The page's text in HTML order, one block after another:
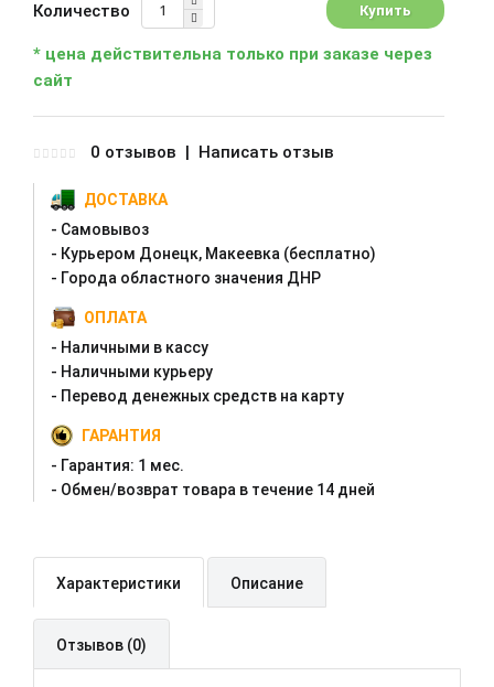
Количество
* цена действительна только при заказе через
сайт
0 отзывов | Написать отзыв
ДОСТАВКА
- Самовывоз
- Курьером Донецк, Макеевка (бесплатно)
- Города областного значения ДНР
ОПЛАТА
- Наличными в кассу
- Наличными курьеру
- Перевод денежных средств на карту
ГАРАНТИЯ
- Гарантия: 1 мес.
- Oбмен/возврат товара в течение 14 дней
Характеристики Описание
Отзывов (0)